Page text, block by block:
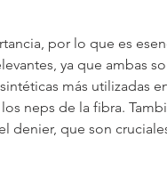
por lo que es
ya que ambas
más utilizadas
neps de la fibra.
denier, que son